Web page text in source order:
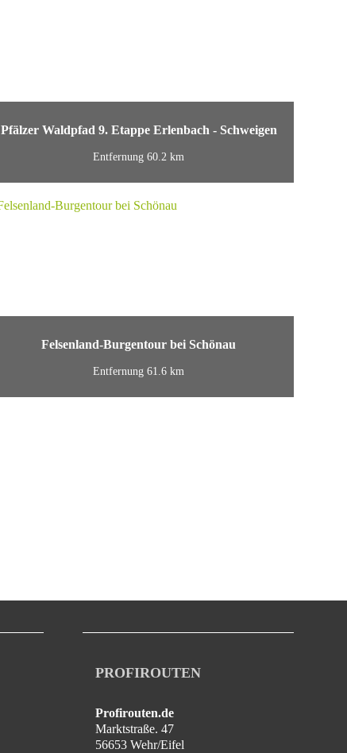
Pfälzer Waldpfad 9. Etappe Erlenbach - Schweigen
Entfernung 60.2 km
Felsenland-Burgentour bei Schönau
Entfernung 61.6 km
PROFIROUTEN
Profirouten.de
Marktstraße. 47
56653 Wehr/Eifel